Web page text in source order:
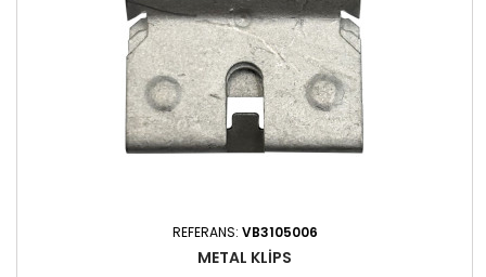
REFERANS: VB3105006
METAL KLIPS